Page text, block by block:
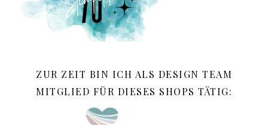
ZUR ZEIT BIN ICH ALS DESIGN TEAM
MITGLIED FÜR DIESES SHOPS TÄTIG: